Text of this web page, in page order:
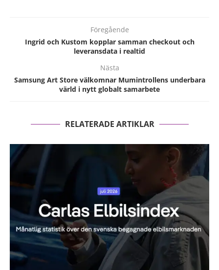
Föregående
Ingrid och Kustom kopplar samman checkout och
leveransdata i realtid
Nästa
Samsung Art Store välkomnar Mumintrollens underbara
värld i nytt globalt samarbete
RELATERADE ARTIKLAR